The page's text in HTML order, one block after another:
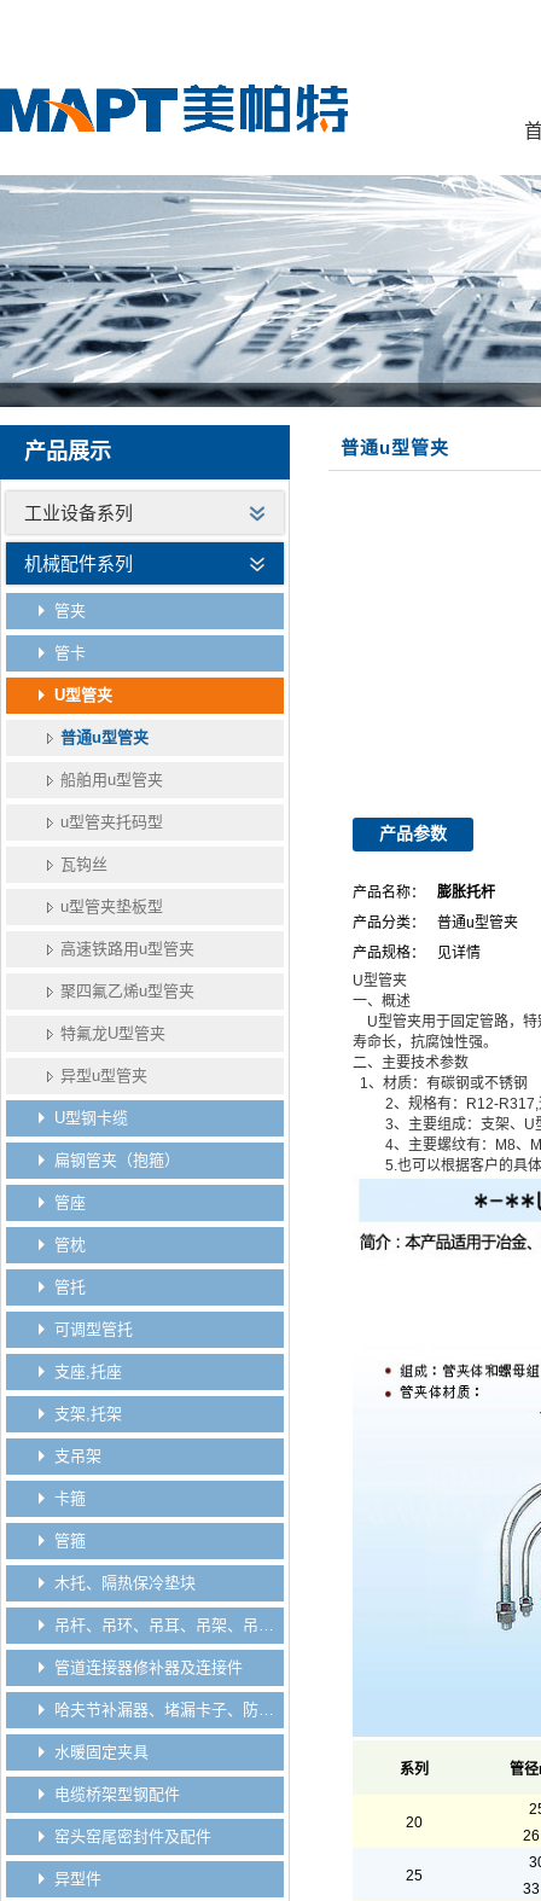
产品展示
工业设备系列
机械配件系列
管夹
管卡
U型管夹
普通u型管夹
船舶用u型管夹
u型管夹托码型
瓦钩丝
u型管夹垫板型
高速铁路用u型管夹
聚四氟乙烯u型管夹
特氟龙U型管夹
异型u型管夹
U型钢卡缆
扁钢管夹（抱箍）
管座
管枕
管托
可调型管托
支座,托座
支架,托架
支吊架
卡箍
管箍
木托、隔热保冷垫块
吊杆、吊环、吊耳、吊架、吊钩、吊板垫板
管道连接器修补器及连接件
哈夫节补漏器、堵漏卡子、防脱卡子、分水卡子
水暖固定夹具
电缆桥架型钢配件
窑头窑尾密封件及配件
异型件
普通u型管夹
产品参数
产品名称：
膨胀托杆
产品分类：
普通u型管夹
产品规格：
见详情
U型管夹
一、概述
U型管夹用于固定管路，
寿命长，抗腐蚀性强。
二、主要技术参数
1、材质：有碳钢或不锈钢
2、规格有：R12-R317,
3、主要组成：支架、U
4、主要螺纹有：M8、
5.也可以根据客户的具体
系列 管
20
25